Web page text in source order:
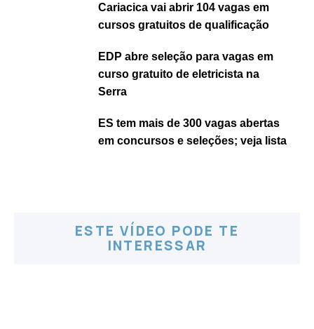
Cariacica vai abrir 104 vagas em
cursos gratuitos de qualificação
EDP abre seleção para vagas em
curso gratuito de eletricista na
Serra
ES tem mais de 300 vagas abertas
em concursos e seleções; veja lista
ESTE VÍDEO PODE TE
INTERESSAR